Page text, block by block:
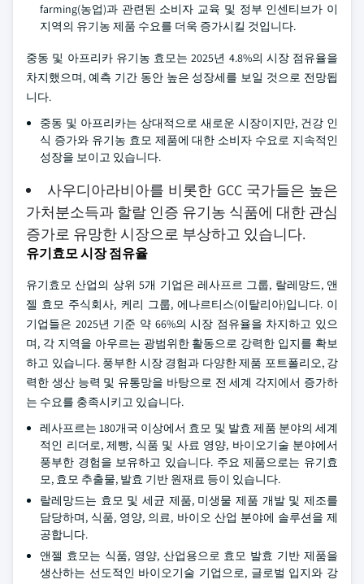
farming(농업)과 관련된 소비자 교육 및 정부 인센티브가 이
지역의 유기농 제품 수요를 더욱 증가시킬 것입니다.
중동 및 아프리카 유기농 효모는 2025년 4.8%의 시장 점유율을
차지했으며, 예측 기간 동안 높은 성장세를 보일 것으로 전망됩
니다.
중동 및 아프리카는 상대적으로 새로운 시장이지만, 건강 인
식 증가와 유기농 효모 제품에 대한 소비자 수요로 지속적인
성장을 보이고 있습니다.
사우디아라비아를 비롯한 GCC 국가들은 높은
가처분소득과 할랄 인증 유기농 식품에 대한 관심
증가로 유망한 시장으로 부상하고 있습니다.
유기효모 시장 점유율
유기효모 산업의 상위 5개 기업은 레사프르 그룹, 랄레망드, 앤
젤 효모 주식회사, 케리 그룹, 에나르티스(이탈리아)입니다. 이
기업들은 2025년 기준 약 66%의 시장 점유율을 차지하고 있으
며, 각 지역을 아우르는 광범위한 활동으로 강력한 입지를 확보
하고 있습니다. 풍부한 시장 경험과 다양한 제품 포트폴리오, 강
력한 생산 능력 및 유통망을 바탕으로 전 세계 각지에서 증가하
는 수요를 충족시키고 있습니다.
레사프르는 180개국 이상에서 효모 및 발효 제품 분야의 세계
적인 리더로, 제빵, 식품 및 사료 영양, 바이오기술 분야에서
풍부한 경험을 보유하고 있습니다. 주요 제품으로는 유기효
모, 효모 추출물, 발효 기반 원재료 등이 있습니다.
랄레망드는 효모 및 세균 제품, 미생물 제품 개발 및 제조를
담당하며, 식품, 영양, 의료, 바이오 산업 분야에 솔루션을 제
공합니다.
앤젤 효모는 식품, 영양, 산업용으로 효모 발효 기반 제품을
생산하는 선도적인 바이오기술 기업으로, 글로벌 입지와 강